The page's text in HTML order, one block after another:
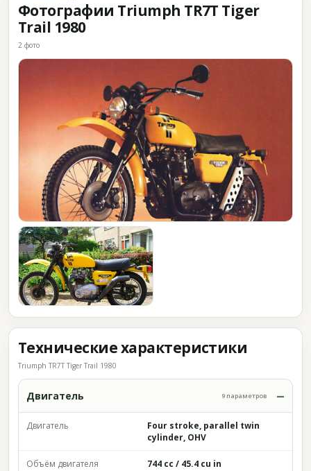
Фотографии Triumph TR7T Tiger
Trail 1980
2 фото
Технические характеристики
Triumph TR7T Tiger Trail 1980
Двигатель 9 параметров
Двигатель
Four stroke, parallel twin
cylinder, OHV
Объём двигателя 744 cc / 45.4 cu in